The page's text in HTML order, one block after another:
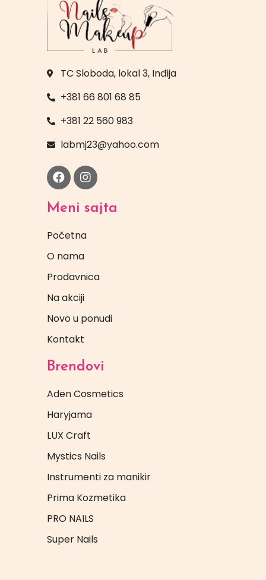
TC Sloboda, lokal 3, Inđija
+381 66 801 68 85
+381 22 560 983
labmj23@yahoo.com
Meni sajta
Početna
O nama
Prodavnica
Na akciji
Novo u ponudi
Kontakt
Brendovi
Aden Cosmetics
Haryjama
LUX Craft
Mystics Nails
Instrumenti za manikir
Prima Kozmetika
PRO NAILS
Super Nails